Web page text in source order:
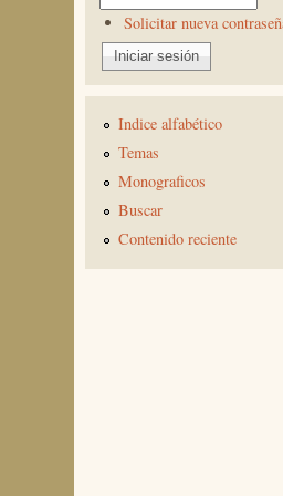
Solicitar nueva
Indice alfabético
Temas
Monograficos
Buscar
Contenido reciente